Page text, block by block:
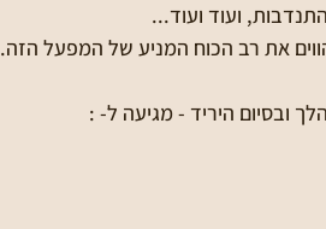
ועוד ועוד...
את רב הכוח המניע של המפעל הזה.
ובסיום היריד - מגיעה ל- :